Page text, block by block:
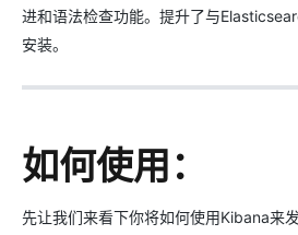
进和语法检查功能。提升了与
安装。
如何使用：
先让我们来看下你将如何使用Kibana来